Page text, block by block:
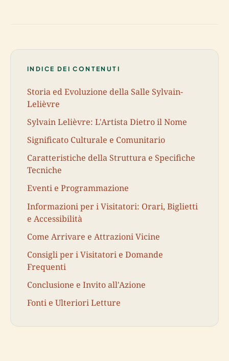
INDICE DEI CONTENUTI
Storia ed Evoluzione della Salle Sylvain-
Lelièvre
Sylvain Lelièvre: L'Artista Dietro il Nome
Significato Culturale e Comunitario
Caratteristiche della Struttura e Specifiche
Tecniche
Eventi e Programmazione
Informazioni per i Visitatori: Orari, Biglietti
e Accessibilità
Come Arrivare e Attrazioni Vicine
Consigli per i Visitatori e Domande
Frequenti
Conclusione e Invito all'Azione
Fonti e Ulteriori Letture